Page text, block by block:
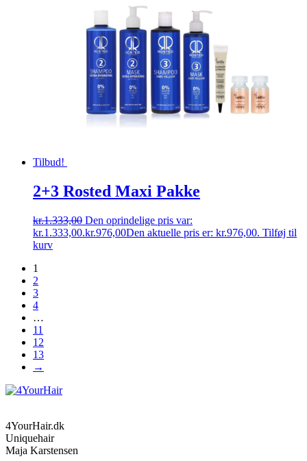
Tilbud!
2+3 Rosted Maxi Pakke
kr.1.333,00 Den oprindelige pris var:
kr.1.333,00.kr.976,00Den aktuelle pris er: kr.976,00. Tilføj til
kurv
1
2
3
4
…
11
12
13
→
4YourHair.dk
Uniquehair
Maja Karstensen